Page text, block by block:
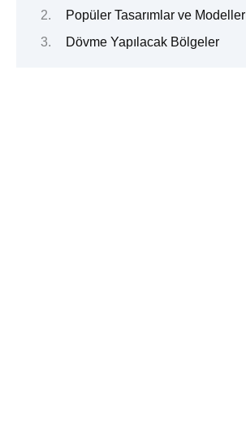
Popüler Tasarımlar ve Modeller
Dövme Yapılacak Bölgeler